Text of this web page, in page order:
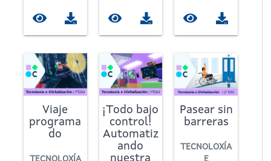
Viaje
programa
do
TECNOLOXÍA
¡Todo bajo
control!
Automatiz
ando
Pasear sin
barreras
TECNOLOXÍA
E